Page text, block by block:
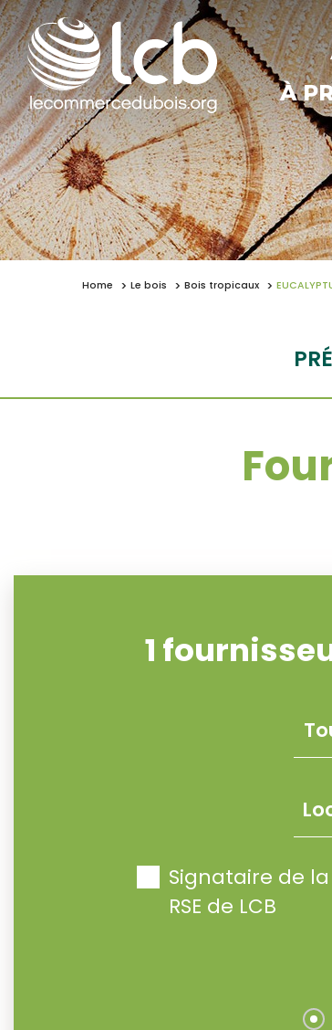
À
Home Le bois Bois tropicaux
1
Signataire de
RSE de LCB